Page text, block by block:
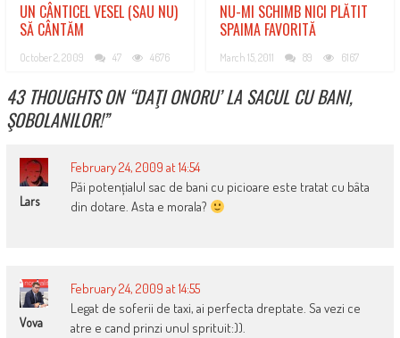
UN CÂNTICEL VESEL (SAU NU)
SĂ CÂNTĂM
October 2, 2009 47 4676
NU-MI SCHIMB NICI PLĂTIT
SPAIMA FAVORITĂ
March 15, 2011 89 6167
43 THOUGHTS ON “DAŢI ONORU’ LA SACUL CU BANI,
ŞOBOLANILOR!”
Lars
February 24, 2009 at 14:54
Păi potențialul sac de bani cu picioare este tratat cu bâta
din dotare. Asta e morala?
Vova
February 24, 2009 at 14:55
Legat de soferii de taxi, ai perfecta dreptate. Sa vezi ce
atre e cand prinzi unul sprituit:)).